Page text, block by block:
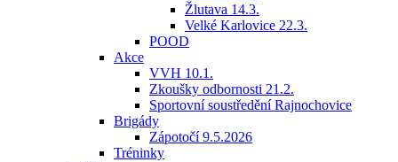
Žlutava 14.3.
Velké Karlovice 22.3.
POOD
Akce
VVH 10.1.
Zkoušky odbornosti 21.2.
Sportovní soustředění Rajnochovice
Brigády
Zápotočí 9.5.2026
Tréninky